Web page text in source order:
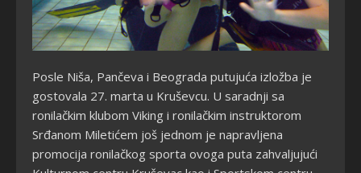
Posle Niša, Pančeva i Beograda putujuća izložba je
gostovala 27. marta u Kruševcu. U saradnji sa
ronilačkim klubom Viking i ronilačkim instruktorom
Srđanom Miletićem još jednom je napravljena
promocija ronilačkog sporta ovoga puta zahvaljujući